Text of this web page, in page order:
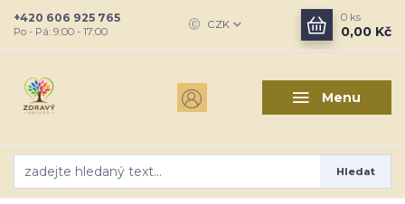
Menu
CZK
Hledat
+420 606 925 765
Po - Pá: 9:00 - 17:00
0 ks
0,00 Kč